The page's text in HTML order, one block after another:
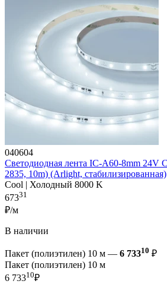
040604
Светодиодная лента IC-A60-8mm 24V
2835, 10m) (Arlight, стабилизированная)
Cool | Холодный 8000 K
67331
₽/м
В наличии
Пакет (полиэтилен) 10 м — 6 73310 ₽
Пакет (полиэтилен) 10 м
6 73310₽